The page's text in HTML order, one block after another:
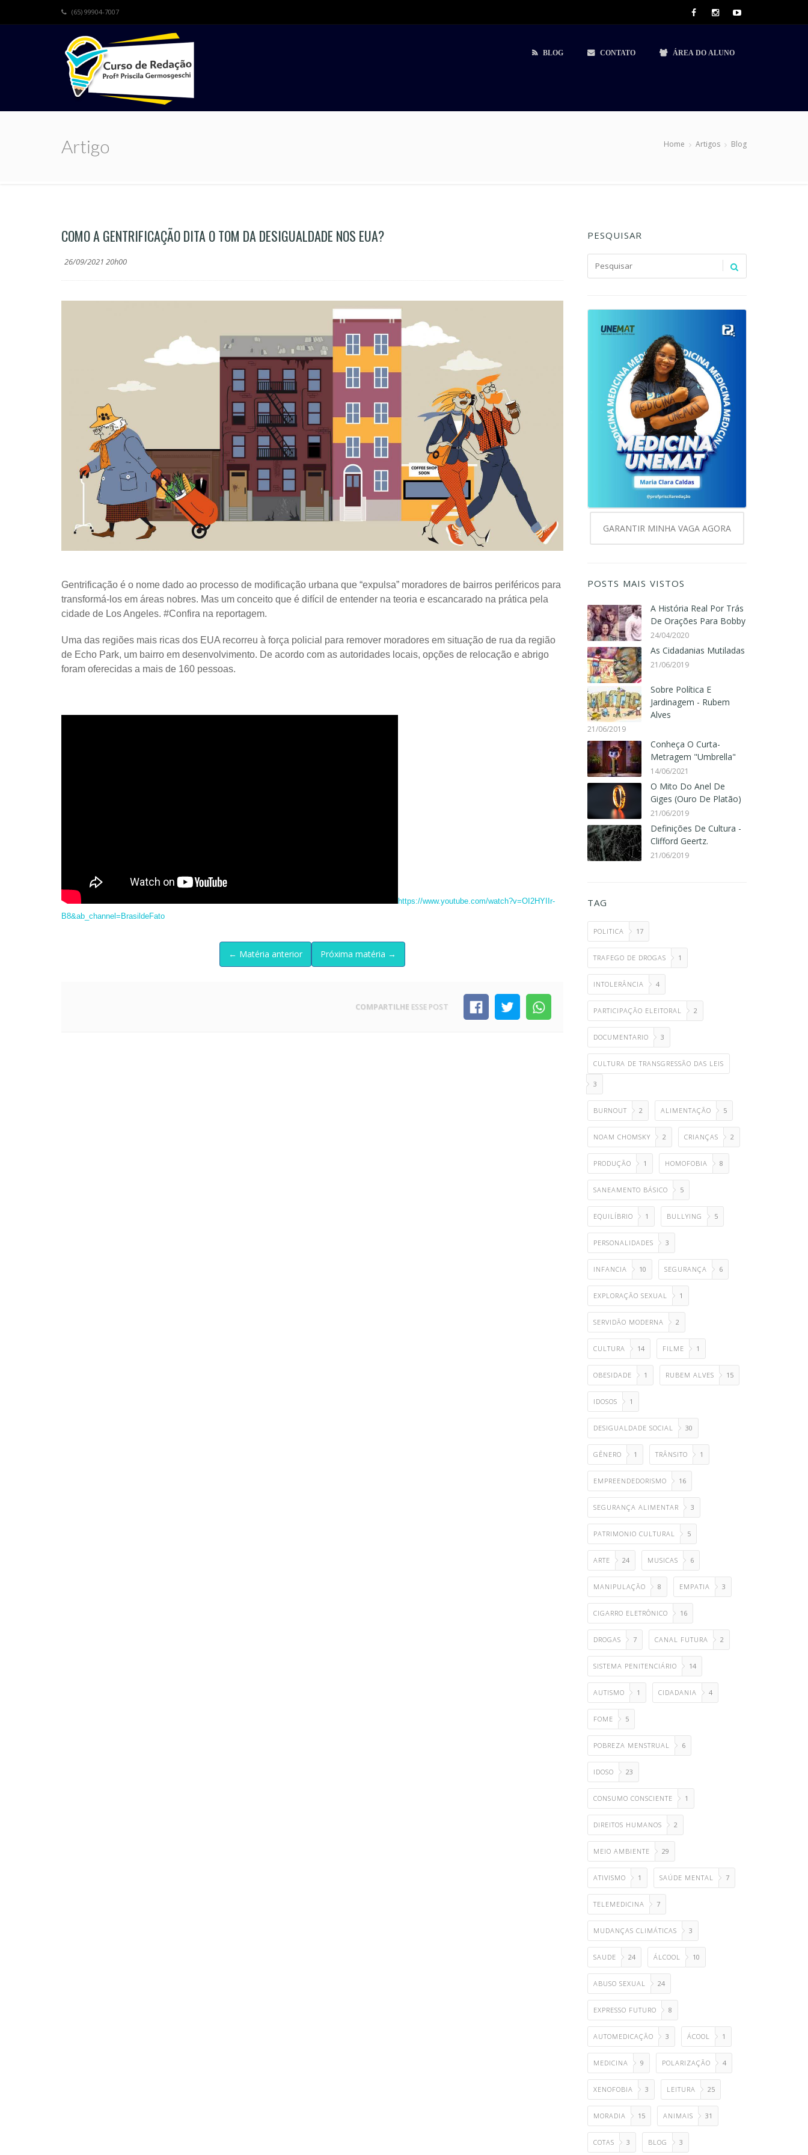
(65) 99904-7007
BLOG CONTATO ÁREA DO ALUNO
Artigo Home Artigos Blog
COMO A GENTRIFICAÇÃO DITA O TOM DA DESIGUALDADE NOS EUA?
26/09/2021 20h00
Gentrificação é o nome dado ao processo de modificação urbana que “expulsa” moradores de bairros periféricos para
transformá-los em áreas nobres. Mas um conceito que é difícil de entender na teoria e escancarado na prática pela
cidade de Los Angeles. #Confira na reportagem.
Uma das regiões mais ricas dos EUA recorreu à força policial para remover moradores em situação de rua da região
de Echo Park, um bairro em desenvolvimento. De acordo com as autoridades locais, opções de relocação e abrigo
foram oferecidas a mais de 160 pessoas.
https://www.youtube.com/watch?v=OI2HYIIr-
B8&ab_channel=BrasildeFato
← Matéria anterior Próxima matéria →
COMPARTILHE ESSE POST
PESQUISAR
GARANTIR MINHA VAGA AGORA
POSTS MAIS VISTOS
A História Real Por Trás
De Orações Para Bobby
24/04/2020
As Cidadanias Mutiladas
21/06/2019
Sobre Política E
Jardinagem - Rubem
Alves
21/06/2019
Conheça O Curta-
Metragem "Umbrella"
14/06/2021
O Mito Do Anel De
Giges (Ouro De Platão)
21/06/2019
Definições De Cultura -
Clifford Geertz.
21/06/2019
TAG
POLITICA 17
TRAFEGO DE DROGAS 1
INTOLERÂNCIA 4
PARTICIPAÇÃO ELEITORAL 2
DOCUMENTARIO 3
CULTURA DE TRANSGRESSÃO DAS LEIS
3
BURNOUT 2 ALIMENTAÇÃO 5
NOAM CHOMSKY 2 CRIANÇAS 2
PRODUÇÃO 1 HOMOFOBIA 8
SANEAMENTO BÁSICO 5
EQUILÍBRIO 1 BULLYING 5
PERSONALIDADES 3
INFANCIA 10 SEGURANÇA 6
EXPLORAÇÃO SEXUAL 1
SERVIDÃO MODERNA 2
CULTURA 14 FILME 1
OBESIDADE 1 RUBEM ALVES 15
IDOSOS 1
DESIGUALDADE SOCIAL 30
GÊNERO 1 TRÂNSITO 1
EMPREENDEDORISMO 16
SEGURANÇA ALIMENTAR 3
PATRIMONIO CULTURAL 5
ARTE 24 MUSICAS 6
MANIPULAÇÃO 8 EMPATIA 3
CIGARRO ELETRÔNICO 16
DROGAS 7 CANAL FUTURA 2
SISTEMA PENITENCIÁRIO 14
AUTISMO 1 CIDADANIA 4
FOME 5
POBREZA MENSTRUAL 6
IDOSO 23
CONSUMO CONSCIENTE 1
DIREITOS HUMANOS 2
MEIO AMBIENTE 29
ATIVISMO 1 SAÚDE MENTAL 7
TELEMEDICINA 7
MUDANÇAS CLIMÁTICAS 3
SAUDE 24 ÁLCOOL 10
ABUSO SEXUAL 24
EXPRESSO FUTURO 8
AUTOMEDICAÇÃO 3 ÁCOOL 1
MEDICINA 9 POLARIZAÇÃO 4
XENOFOBIA 3 LEITURA 25
MORADIA 15 ANIMAIS 31
COTAS 3 BLOG 3